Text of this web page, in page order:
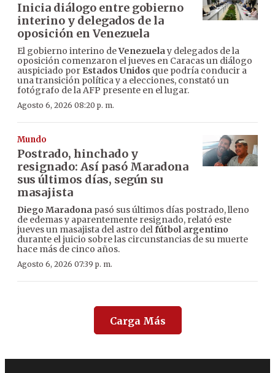
Inicia diálogo entre gobierno
interino y delegados de la
oposición en Venezuela
El gobierno interino deVenezuelay delegados de la
oposición comenzaron el jueves en Caracas un diálogo
auspiciado por Estados Unidos que podría conducir a
una transición política y a elecciones, constató un
fotógrafo de la AFP presente en el lugar.
Agosto 6, 2026 08:20 p. m.
Mundo
Postrado, hinchado y
resignado: Así pasó Maradona
sus últimos días, según su
masajista
Diego Maradona pasó sus últimos días postrado, lleno
de edemas y aparentemente resignado, relató este
jueves un masajista del astro delfútbol argentino
durante el juicio sobre las circunstancias de su muerte
hace más de cinco años.
Agosto 6, 2026 07:39 p. m.
Carga Más